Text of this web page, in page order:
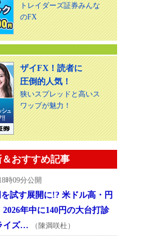
トレイダーズ証券みんな
のFX
ザイFX！読者に
圧倒的人気！
狭いスプレッドと高いス
ワップが魅力！
おすすめ記事
時09分公開
試す展開に!? 米ドル高・円
年中に140円の大台打診
イズ…
（陳満咲杜）